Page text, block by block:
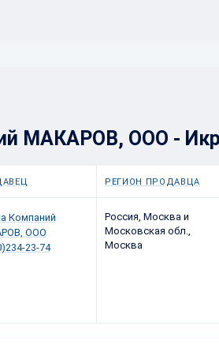
МАКАРОВ, ООО -
РЕГИОН ПРОДАВЦА
Компаний
ООО
23-74
Россия, Москва и
Московская обл.,
Москва